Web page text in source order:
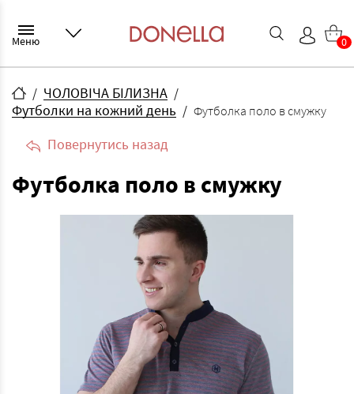
Меню 0
ЧОЛОВІЧА БІЛИЗНА
Футболки на кожний день
Футболка поло в смужку
Повернутись назад
Футболка поло в смужку